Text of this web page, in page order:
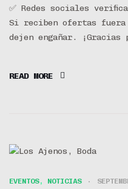
✅ Redes sociales
Si reciben ofertas fuera
dejen engañar. ¡Gracias
READ MORE
EVENTOS, NOTICIAS